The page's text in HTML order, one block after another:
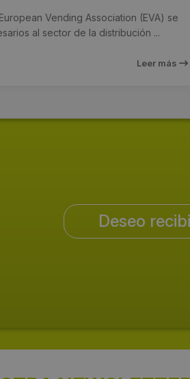
Vending Association (EVA) se
al sector de la distribución ...
Leer más
Deseo